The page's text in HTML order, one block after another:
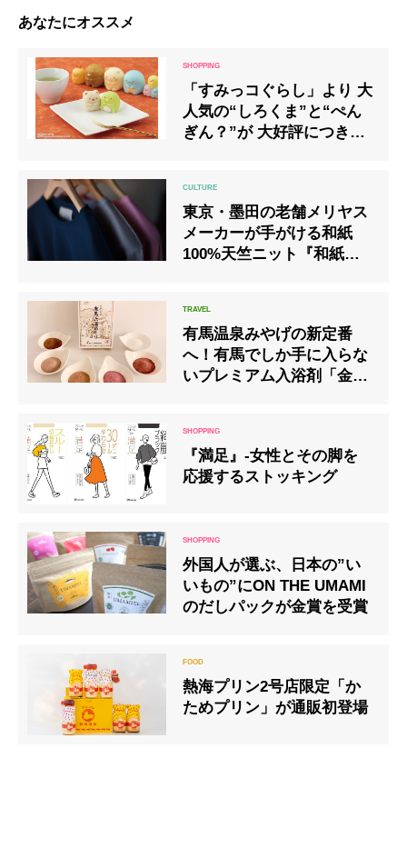
あなたにオススメ
「すみっコぐらし」より 大
人気の“しろくま”と“ぺん
ぎん？”が 大好評につき、
東京・墨田の老舗メリヤス
メーカーが手がける和紙
100%天竺ニット『和紙の
有馬温泉みやげの新定番
へ！有馬でしか手に入らな
いプレミアム入浴剤「金
『満足』-女性とその脚を
応援するストッキング
外国人が選ぶ、日本の”い
いもの”にON THE UMAMI
のだしパックが金賞を受賞
熱海プリン2号店限定「か
ためプリン」が通販初登場